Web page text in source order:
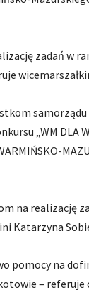
zadań w
„WM DLA
na realizację
Katarzyna
pomocy na
– referuje